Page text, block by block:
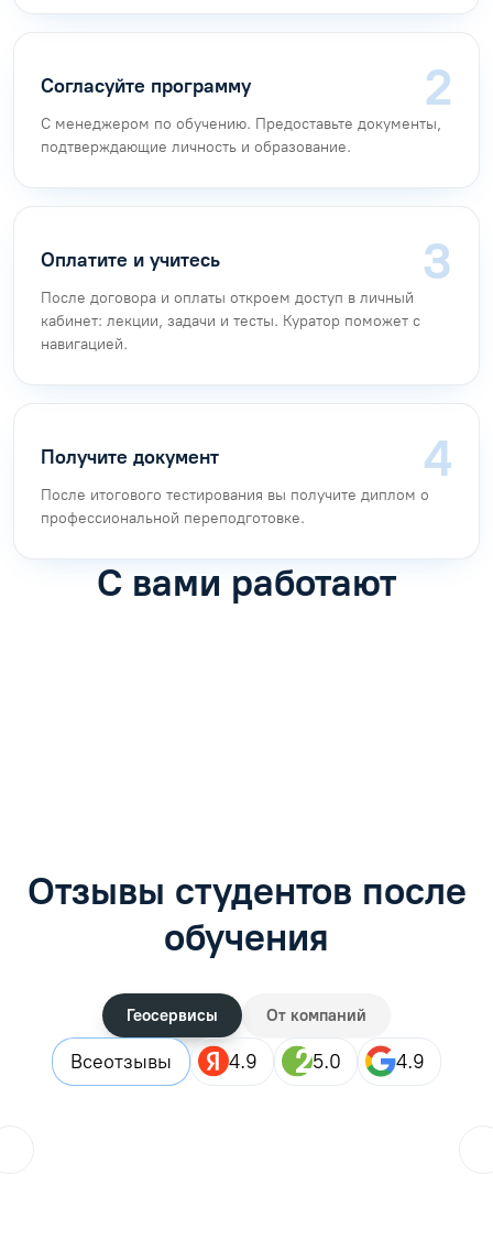
Согласуйте программу
С менеджером по обучению. Предоставьте документы,
подтверждающие личность и образование.
Оплатите и учитесь
После договора и оплаты откроем доступ в личный
кабинет: лекции, задачи и тесты. Куратор поможет с
навигацией.
Получите документ
После итогового тестирования вы получите диплом о
профессиональной переподготовке.
С вами работают
Отзывы студентов после
обучения
Геосервисы От компаний
Всеотзывы 4.9 5.0 4.9